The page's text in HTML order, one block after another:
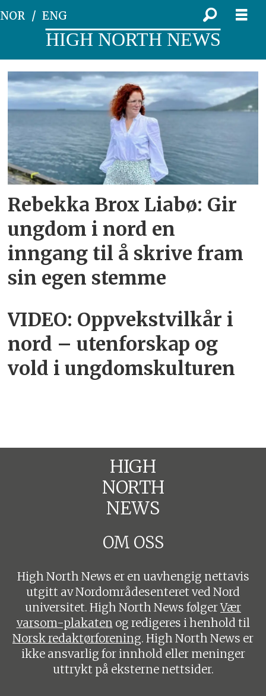
NOR ENG
HIGH NORTH NEWS
Tag:
utenforskap
Rebekka Brox Liabø: Gir
ungdom i nord en
inngang til å skrive fram
sin egen stemme
VIDEO: Oppvekstvilkår i
nord – utenforskap og
vold i ungdomskulturen
HIGH
NORTH
NEWS
OM OSS
High North News er en uavhengig nettavis
utgitt av Nordområdesenteret ved Nord
universitet. High North News følgerVær
varsom-plakaten og redigeres i henhold til
Norsk redaktørforening. High North News er
ikke ansvarlig for innhold eller meninger
uttrykt på eksterne nettsider.